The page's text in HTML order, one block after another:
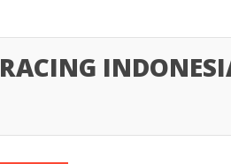
RACING